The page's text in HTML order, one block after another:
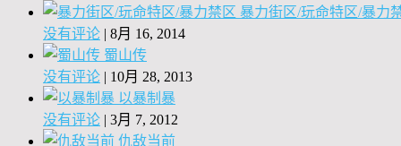
暴力街区/玩命特区/暴力
没有评论 | 8月 16, 2014
蜀山传
没有评论 | 10月 28, 2013
以暴制暴
没有评论 | 3月 7, 2012
仇敌当前